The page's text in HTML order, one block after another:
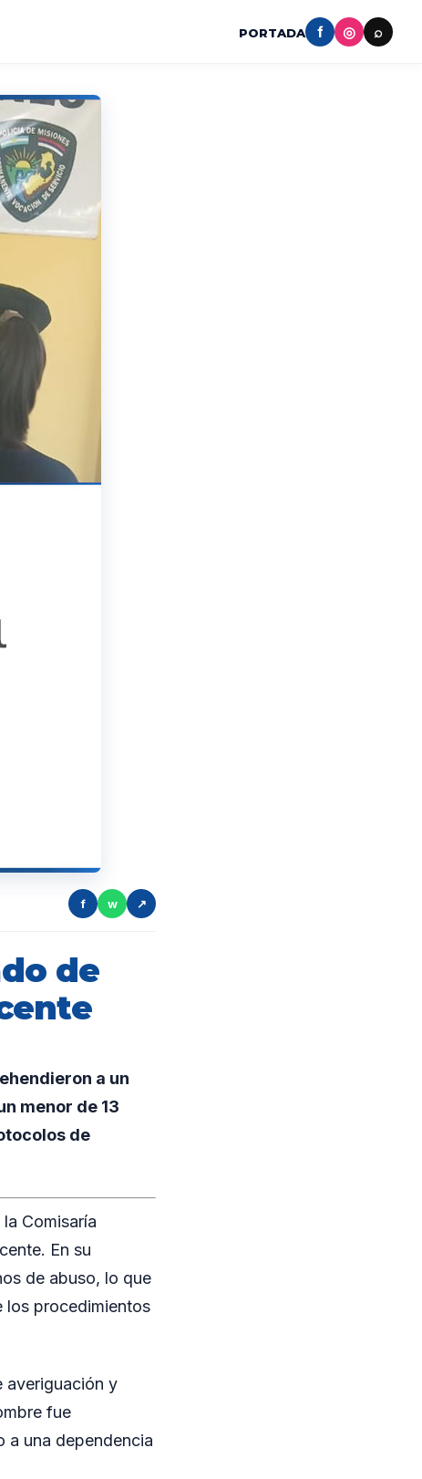
PORTADA f ◎ ⌕
f w ↗
de
a un
menor de 13
de
Comisaría
En su
de abuso, lo que
los procedimientos
averiguación y
fue
a una dependencia